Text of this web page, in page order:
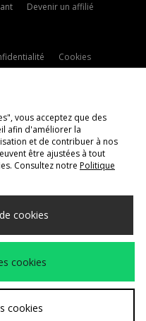
Devenir un affilié
Cookies
paiement suivantes
www.jdplc.com
vous acceptez que des
afin d'améliorer la
et de contribuer à nos
être ajustées à tout
Consultez notre Politique
cookies
cookies
cookies